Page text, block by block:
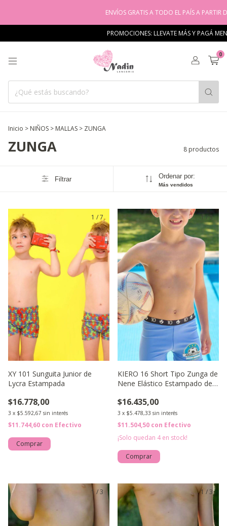
ENVÍOS GRATIS A TODO EL PAÍS A PARTIR DE
PROMOCIONES: LLEVATE MÁS Y PAGÁ MENOS
0
Inicio > NIÑOS > MALLAS > ZUNGA
ZUNGA 8 productos
Filtrar Ordenar por:
Más vendidos
1 /7
XY 101 Sunguita Junior de
Lycra Estampada
$16.778,00
3 x $5.592,67 sin interés
$11.744,60 con Efectivo
Comprar
1/3
KIERO 16 Short Tipo Zunga de
Nene Elástico Estampado de
$16.435,00
3 x $5.478,33 sin interés
$11.504,50 con Efectivo
¡Solo quedan 4en stock!
Comprar
1 /3 1 /3